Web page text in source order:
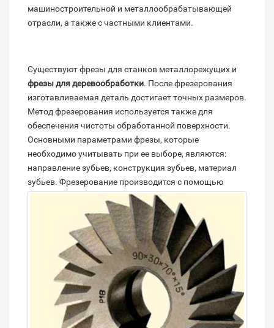
машиностроительной и металлообрабатывающей
отрасли, а также с частными клиентами.
Существуют фрезы для станков металлорежущих и
фрезы для деревообработки. После фрезерования
изготавливаемая деталь достигает точных размеров.
Метод фрезерования используется также для
обеспечения чистоты обработанной поверхности.
Основными параметрами фрезы, которые
необходимо учитывать при ее выборе, являются:
направление зубьев, конструкция зубьев, материал
зубьев. Фрезерование производится с помощью